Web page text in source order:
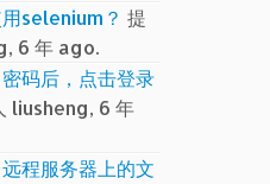
selenium？ 提
6 年 ago.
码后，点击登录
liusheng, 6 年
程服务器上的文